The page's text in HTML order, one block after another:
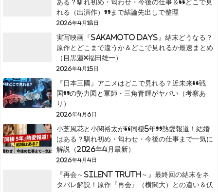
ある？馴れ初め・匂わせ・今後の仕事＆“どこで見
れる（出演作）”まで結論先出しで整理
2026年4月18日
実写映画『SAKAMOTO DAYS』結末どうなる？
原作とどこまで違うか＆どこで見れるか最速まとめ
（目黒蓮×福田雄一）
2026年4月15日
『日本三國』アニメはどこで見れる？近未来“戦
国”の勢力図と軍師・三角青輝がヤバい（考察あ
り）
2026年4月6日
小芝風花と小関裕太が“同棲5年”熱愛報道！結婚
はある？馴れ初め・匂わせ・今後の仕事まで一気に
解説（2026年4月最新）
2026年4月4日
『再会～Silent Truth～』最終回の結末をネ
タバレ解説！原作『再会』（横関大）との違い＆伏